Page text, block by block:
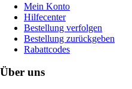
Mein Konto
Hilfecenter
Bestellung verfolgen
Bestellung zurückgeben
Rabattcodes
Über uns